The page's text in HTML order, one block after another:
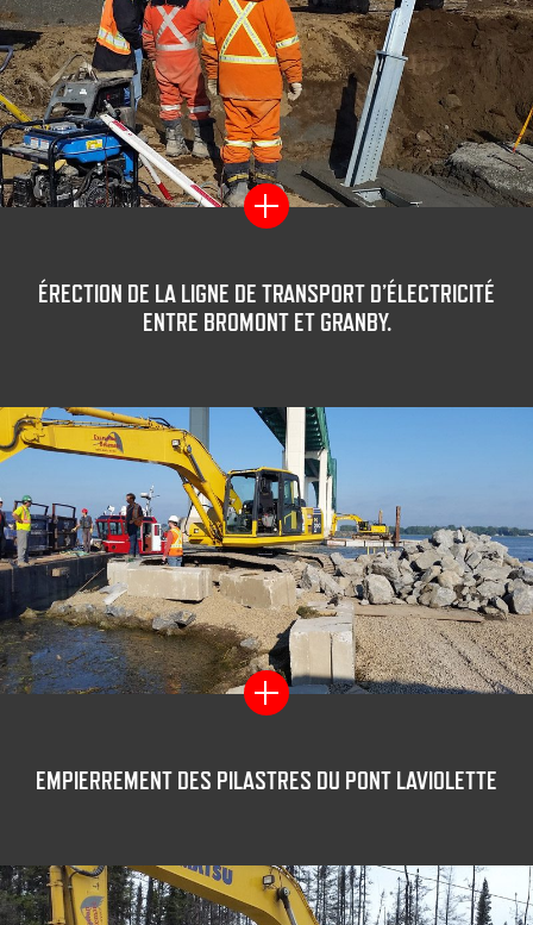
ÉRECTION DE LA LIGNE DE TRANSPORT D’ÉLECTRICITÉ
ENTRE BROMONT ET GRANBY.
EMPIERREMENT DES PILASTRES DU PONT LAVIOLETTE